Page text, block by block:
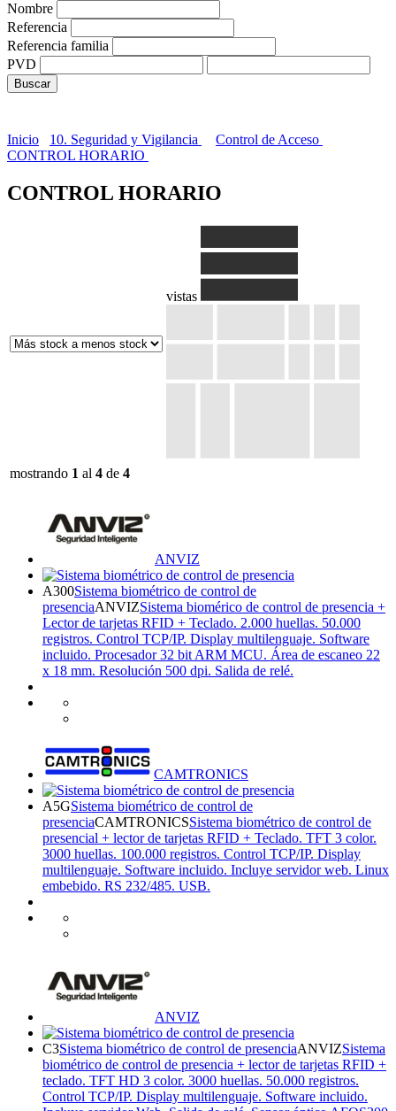
Nombre
Referencia
Referencia familia
PVD
Inicio 10. Seguridad y Vigilancia
Control de Acceso
CONTROL HORARIO
CONTROL HORARIO
vistas
mostrando 1 al 4 de 4
ANVIZ
A300Sistema biométrico de control de
presenciaANVIZSistema biomérico de control de presencia +
Lector de tarjetas RFID + Teclado. 2.000 huellas. 50.000
registros. Control TCP/IP. Display multilenguaje. Software
incluido. Procesador 32 bit ARM MCU. Área de escaneo 22
x 18 mm. Resolución 500 dpi. Salida de relé.
CAMTRONICS
A5GSistema biométrico de control de
presenciaCAMTRONICSSistema biométrico de control de
presencial + lector de tarjetas RFID + Teclado. TFT 3 color.
3000 huellas. 100.000 registros. Control TCP/IP. Display
multilenguaje. Software incluido. Incluye servidor web. Linux
embebido. RS 232/485. USB.
ANVIZ
C3Sistema biométrico de control de presenciaANVIZSistema
biométrico de control de presencia + lector de tarjetas RFID +
teclado. TFT HD 3 color. 3000 huellas. 50.000 registros.
Control TCP/IP. Display multilenguaje. Software incluido.